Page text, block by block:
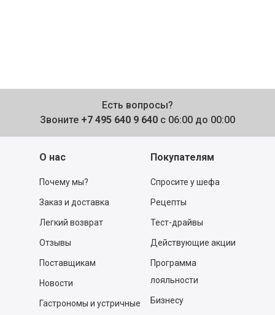
Есть вопросы?
Звоните +7 495 640 9 640 с 06:00 до 00:00
О нас
Почему мы?
Заказ и доставка
Легкий возврат
Отзывы
Поставщикам
Новости
Гастрономы и устричные
Покупателям
Спросите у шефа
Рецепты
Тест-драйвы
Действующие акции
Программа
лояльности
Бизнесу